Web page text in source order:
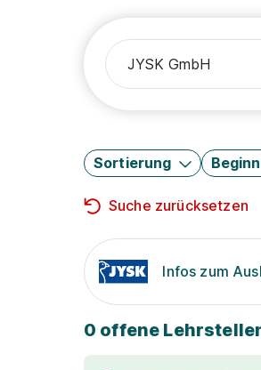
Sortierung Beginn
Suche zurücksetzen
Infos zum
0 offene